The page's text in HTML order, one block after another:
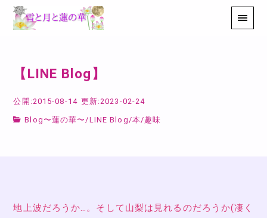
【LINE Blog】
公開:2015-08-14 更新:2023-02-24
Blog〜蓮の華〜 /LINE Blog /本/趣味
地上波だろうか…。そして山梨は見れるのだろうか(凄く